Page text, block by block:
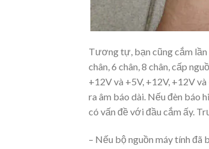
Tương tự, bạn cũng cắm
chân, 6 chân, 8 chân, cấp
+12V và +5V, +12V, +12V
ra âm báo dài. Nếu đèn báo
có vấn đề với đầu cắm ấy.
– Nếu bộ nguồn máy tính đã